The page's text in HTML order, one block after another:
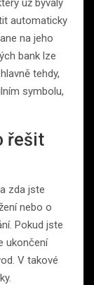
už bývalý
automaticky
na jeho
bank lze
tehdy,
symbolu,
řešit
zda jste
nebo o
Pokud jste
ukončení
V takové